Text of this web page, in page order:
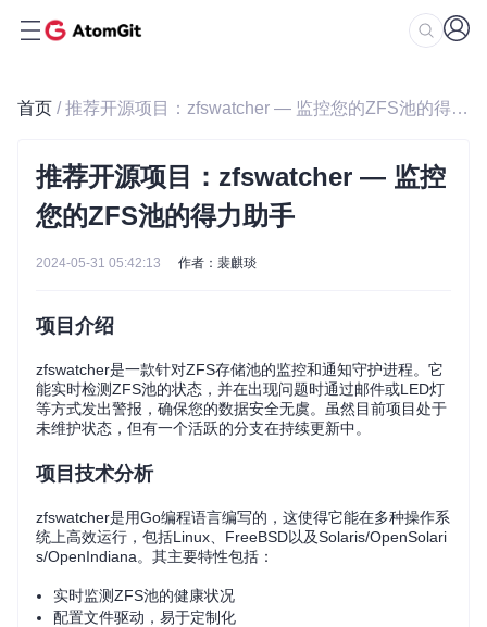
首页 / 推荐开源项目：zfswatcher — 监控您的ZFS池的得力助手
推荐开源项目：zfswatcher — 监控
您的ZFS池的得力助手
2024-05-31 05:42:13 作者：裴麒琰
项目介绍
zfswatcher是一款针对ZFS存储池的监控和通知守护进程。它
能实时检测ZFS池的状态，并在出现问题时通过邮件或LED灯
等方式发出警报，确保您的数据安全无虞。虽然目前项目处于
未维护状态，但有一个活跃的分支在持续更新中。
项目技术分析
zfswatcher是用Go编程语言编写的，这使得它能在多种操作系
统上高效运行，包括Linux、FreeBSD以及Solaris/OpenSolari
s/OpenIndiana。其主要特性包括：
实时监测ZFS池的健康状况
配置文件驱动，易于定制化